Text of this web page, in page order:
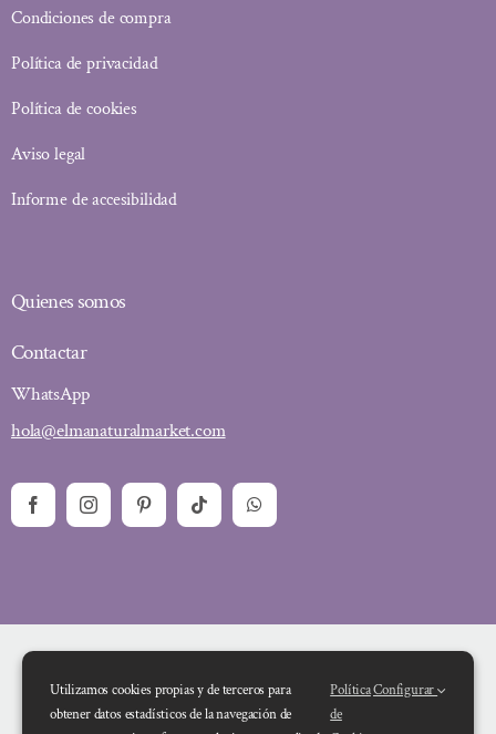
Condiciones de compra
Política de privacidad
Política de cookies
Aviso legal
Informe de accesibilidad
Quienes somos
Contactar
WhatsApp
hola@elmanaturalmarket.com
Utilizamos cookies propias y de terceros para
obtener datos estadísticos de la navegación de
Política
de
Configurar